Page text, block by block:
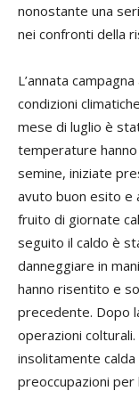
nonostante una
nei confronti della
L’annata
condizioni
mese di luglio è
temperature
semine, iniziate
avuto buon esito e
fruito di giornate
seguito il caldo è
danneggiare in
hanno risentito e
precedente. Dopo
operazioni
insolitamente
preoccupazioni per